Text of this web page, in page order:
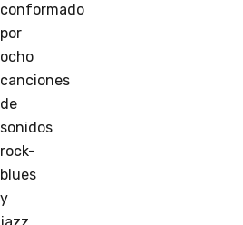
conformado
por
ocho
canciones
de
sonidos
rock-
blues
y